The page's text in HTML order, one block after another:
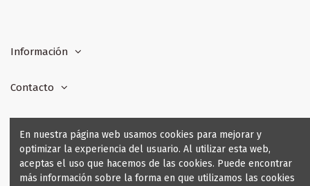
Información
Contacto
Seguridad y Garantía
En nuestra página web usamos cookies para mejorar y
optimizar la experiencia del usuario. Al utilizar esta web,
aceptas el uso que hacemos de las cookies. Puede encontrar
más información sobre la forma en que utilizamos las cookies